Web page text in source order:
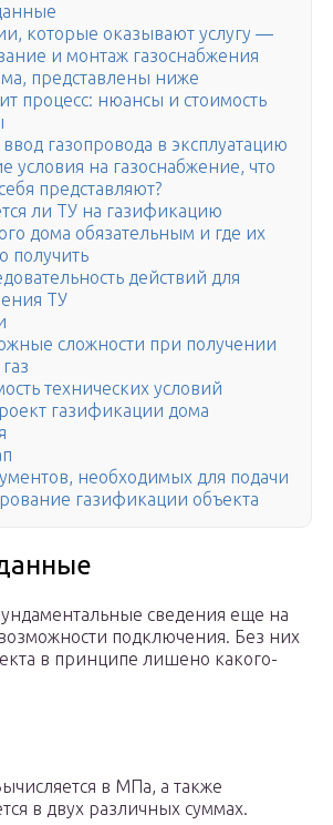
которые оказывают услугу —
и монтаж газоснабжения
представлены ниже
процесс: нюансы и стоимость
газопровода в эксплуатацию
условия на газоснабжение, что
представляют?
ли ТУ на газификацию
дома обязательным и где их
получить
действий для
ТУ
сложности при получении
технических условий
газификации дома
необходимых для подачи
газификации объекта
сведения еще на
подключения. Без них
в принципе лишено какого-
в МПа, а также
в двух различных суммах.